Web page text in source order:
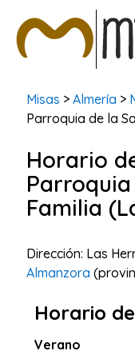
BUSCAR MISAS
Misas > Almería >
Parroquia de la
Horario
Familia
Dirección: Las
Almanzora
Horario
Verano